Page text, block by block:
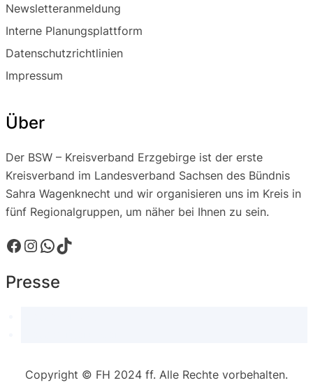
Newsletteranmeldung
Interne Planungsplattform
Datenschutzrichtlinien
Impressum
Über
Der BSW – Kreisverband Erzgebirge ist der erste
Kreisverband im Landesverband Sachsen des Bündnis
Sahra Wagenknecht und wir organisieren uns im Kreis in
fünf Regionalgruppen, um näher bei Ihnen zu sein.
Facebook Instagram WhatsApp TikTok
Presse
Copyright © FH 2024 ff. Alle Rechte vorbehalten.